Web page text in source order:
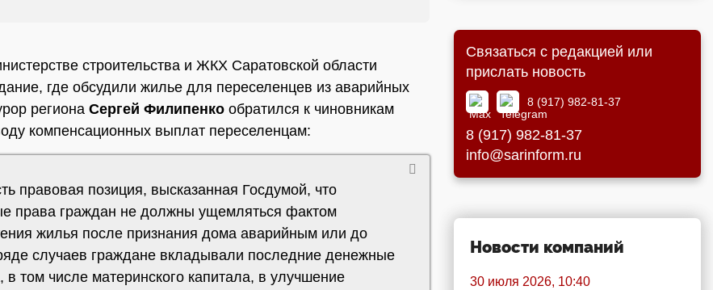
строительства и ЖКХ Саратовской области
где обсудили жилье для переселенцев из аварийных
региона Сергей Филипенко обратился к чиновникам
компенсационных выплат переселенцам:
правовая позиция, высказанная Госдумой, что
права граждан не должны ущемляться фактом
жилья после признания дома аварийным или до
случаев граждане вкладывали последние денежные
в том числе материнского капитала, в улучшение
Связаться с редакцией или
прислать новость
8 (917) 982-81-37
8 (917) 982-81-37
info@sarinform.ru
Новости компаний
30 июля 2026, 10:40